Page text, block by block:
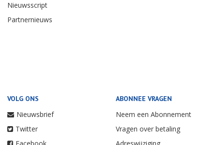
Nieuwsscript
Partnernieuws
VOLG ONS
Nieuwsbrief
Twitter
ABONNEE VRAGEN
Neem een Abonnement
Vragen over betaling